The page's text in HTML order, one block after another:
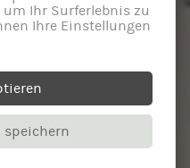
Ihr Surferlebnis zu
Ihre Einstellungen
speichern